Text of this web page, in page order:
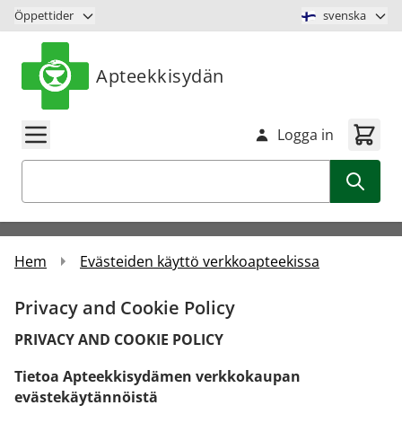
Hoppa till innehåll
Öppettider svenska
Apteekkisydän
Logga in
Hem Evästeiden käyttö verkkoapteekissa
Privacy and Cookie Policy
PRIVACY AND COOKIE POLICY
Tietoa Apteekkisydämen verkkokaupan
evästekäytännöistä